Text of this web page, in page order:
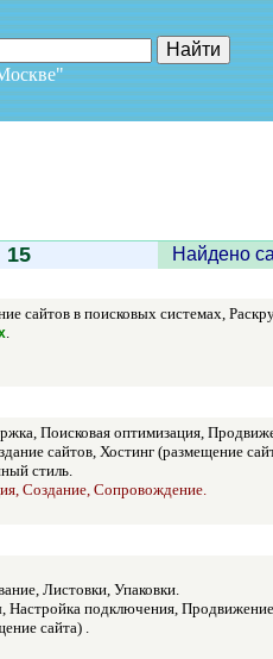
Москве"
15 Найдено
в поисковых системах,
.
Поисковая оптимизация,
сайтов, Хостинг (размещение
стиль.
Создание, Сопровождение.
Листовки, Упаковки.
подключения, Продвижение
сайта) .